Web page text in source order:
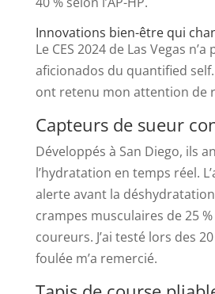
Innovations bien-être qui
Le CES 2024 de Las Vegas n’a
aficionados du quantified
ont retenu mon attention de
Capteurs de sueur
Développés à San Diego, ils
l’hydratation en temps réel.
alerte avant la
crampes musculaires de 25 %
coureurs. J’ai testé lors des
foulée m’a remercié.